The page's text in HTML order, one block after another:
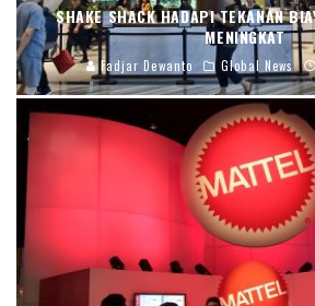
SHAKE SHACK HADAPI TEKANAN
MENINGKAT
Fadjar Dewanto Global News